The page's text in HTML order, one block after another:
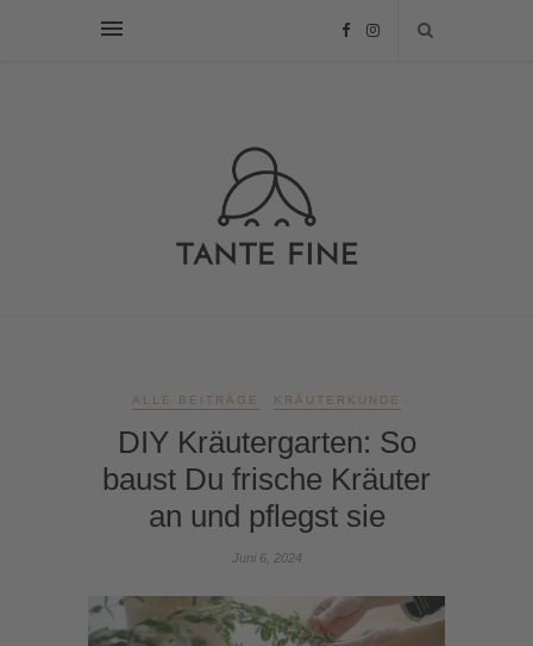
ALLE BEITRÄGE KRÄUTERKUNDE
DIY Kräutergarten: So
baust Du frische Kräuter
an und pflegst sie
Juni 6, 2024